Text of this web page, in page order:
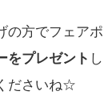
方でフェア
をプレゼント
ださいね☆